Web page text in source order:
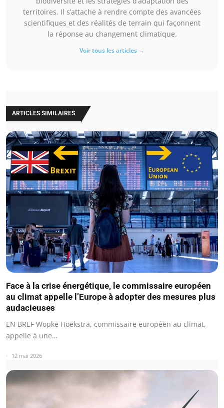
territoires. Il s’attache à rendre compte des avancées
scientifiques et des réalités de terrain qui façonnent
la réponse au changement climatique.
Voir tous les articles →
ARTICLES SIMILAIRES
Face à la crise énergétique, le commissaire européen
au climat appelle l’Europe à adopter des mesures plus
audacieuses
EN BREF Wopke Hoekstra, commissaire européen au climat,
appelle à une…
12 mai 2026